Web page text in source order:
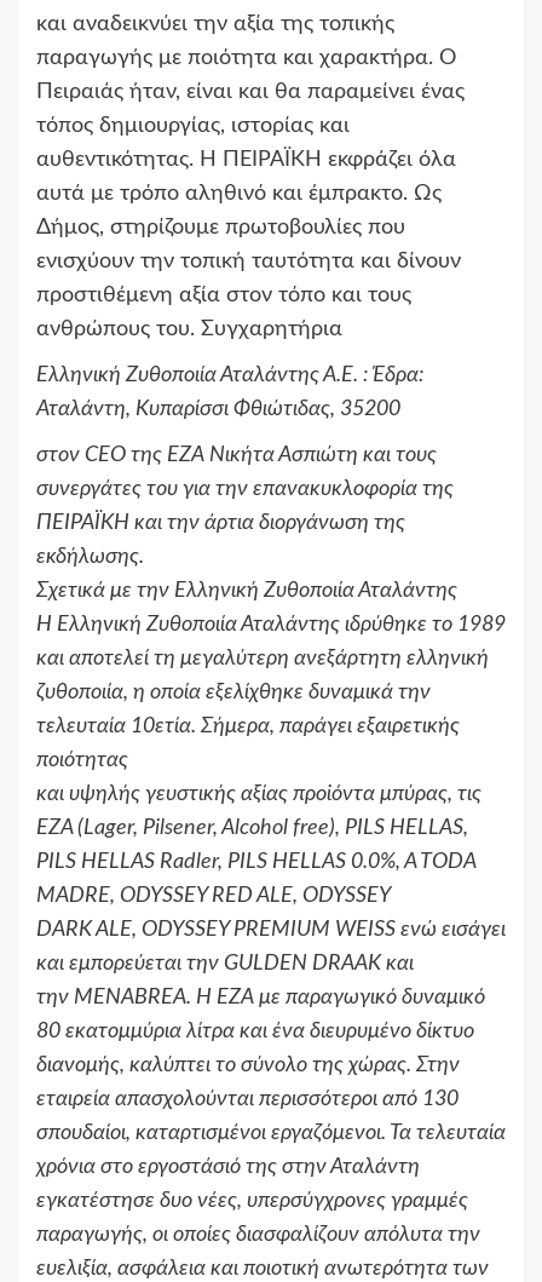
και αναδεικνύει την αξία της τοπικής
παραγωγής με ποιότητα και χαρακτήρα. Ο
Πειραιάς ήταν, είναι και θα παραμείνει ένας
τόπος δημιουργίας, ιστορίας και
αυθεντικότητας. Η ΠΕΙΡΑΪΚΗ εκφράζει όλα
αυτά με τρόπο αληθινό και έμπρακτο. Ως
Δήμος, στηρίζουμε πρωτοβουλίες που
ενισχύουν την τοπική ταυτότητα και δίνουν
προστιθέμενη αξία στον τόπο και τους
ανθρώπους του. Συγχαρητήρια
Ελληνική Ζυθοποιία Αταλάντης Α.Ε. : Έδρα:
Αταλάντη, Κυπαρίσσι Φθιώτιδας, 35200
στον CEO της ΕΖΑ Νικήτα Ασπιώτη και τους
συνεργάτες του για την επανακυκλοφορία της
ΠΕΙΡΑΪΚΗ και την άρτια διοργάνωση της
εκδήλωσης.
Σχετικά με την Ελληνική Ζυθοποιία Αταλάντης
Η Ελληνική Ζυθοποιία Αταλάντης ιδρύθηκε το 1989
και αποτελεί τη μεγαλύτερη ανεξάρτητη ελληνική
ζυθοποιία, η οποία εξελίχθηκε δυναμικά την
τελευταία 10ετία. Σήμερα, παράγει εξαιρετικής
ποιότητας
και υψηλής γευστικής αξίας προϊόντα μπύρας, τις
EZA (Lager, Pilsener, Alcohol free), PILS HELLAS,
PILS HELLAS Radler, PILS HELLAS 0.0%, A TODA
MADRE, ODYSSEY RED ALE, ODYSSEY
DARK ALE, ODYSSEY PREMIUM WEISS ενώ εισάγει
και εμπορεύεται την GULDEN DRAAK και
την MENABREA. Η ΕΖΑ με παραγωγικό δυναμικό
80 εκατομμύρια λίτρα και ένα διευρυμένο δίκτυο
διανομής, καλύπτει το σύνολο της χώρας. Στην
εταιρεία απασχολούνται περισσότεροι από 130
σπουδαίοι, καταρτισμένοι εργαζόμενοι. Τα τελευταία
χρόνια στο εργοστάσιό της στην Αταλάντη
εγκατέστησε δυο νέες, υπερσύγχρονες γραμμές
παραγωγής, οι οποίες διασφαλίζουν απόλυτα την
ευελιξία, ασφάλεια και ποιοτική ανωτερότητα των